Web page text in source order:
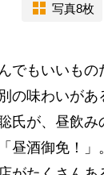
写真8枚
でもいいもの
の味わいが
氏が、昼飲み
昼酒御免！」